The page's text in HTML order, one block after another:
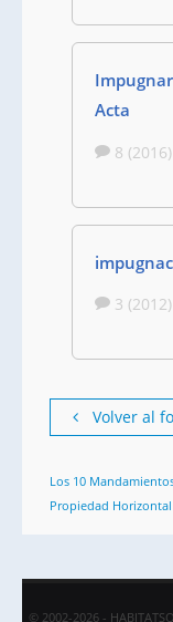
Acta
8 (2016)
3 (2012)
Volver al
Los 10
Propiedad Horizontal
© 2002-2026 -